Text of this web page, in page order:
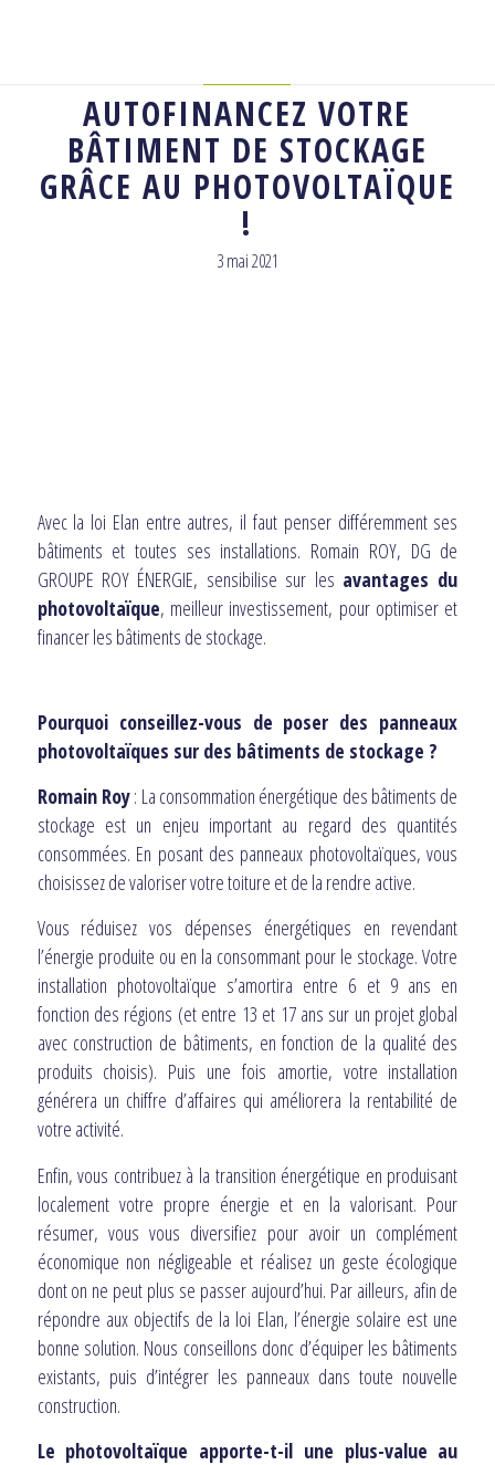
AUTOFINANCEZ VOTRE
BÂTIMENT DE STOCKAGE
GRÂCE AU PHOTOVOLTAÏQUE
!
3 mai 2021
Avec la loi Elan entre autres, il faut penser différemment ses
bâtiments et toutes ses installations. Romain ROY, DG de
GROUPE ROY ÉNERGIE, sensibilise sur les avantages du
photovoltaïque, meilleur investissement, pour optimiser et
financer les bâtiments de stockage.
Pourquoi conseillez-vous de poser des panneaux
photovoltaïques sur des bâtiments de stockage ?
Romain Roy: La consommation énergétique des bâtiments de
stockage est un enjeu important au regard des quantités
consommées. En posant des panneaux photovoltaïques, vous
choisissez de valoriser votre toiture et de la rendre active.
Vous réduisez vos dépenses énergétiques en revendant
l’énergie produite ou en la consommant pour le stockage. Votre
installation photovoltaïque s’amortira entre 6 et 9 ans en
fonction des régions (et entre 13 et 17 ans sur un projet global
avec construction de bâtiments, en fonction de la qualité des
produits choisis). Puis une fois amortie, votre installation
générera un chiffre d’affaires qui améliorera la rentabilité de
votre activité.
Enfin, vous contribuez à la transition énergétique en produisant
localement votre propre énergie et en la valorisant. Pour
résumer, vous vous diversifiez pour avoir un complément
économique non négligeable et réalisez un geste écologique
dont on ne peut plus se passer aujourd’hui. Par ailleurs, afin de
répondre aux objectifs de la loi Elan, l’énergie solaire est une
bonne solution. Nous conseillons donc d’équiper les bâtiments
existants, puis d’intégrer les panneaux dans toute nouvelle
construction.
Le photovoltaïque apporte-t-il une plus-value au